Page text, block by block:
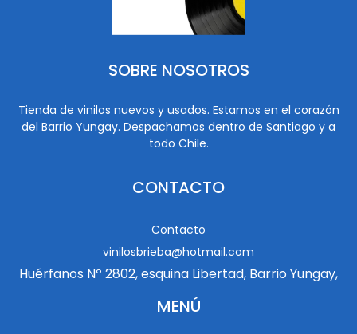
SOBRE NOSOTROS
Tienda de vinilos nuevos y usados. Estamos en el corazón
del Barrio Yungay. Despachamos dentro de Santiago y a
todo Chile.
CONTACTO
Contacto
vinilosbrieba@hotmail.com
Huérfanos Nº 2802, esquina Libertad, Barrio Yungay,
MENÚ